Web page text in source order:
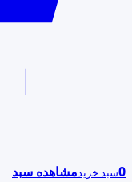
0سبد خریدمشاهده سبد